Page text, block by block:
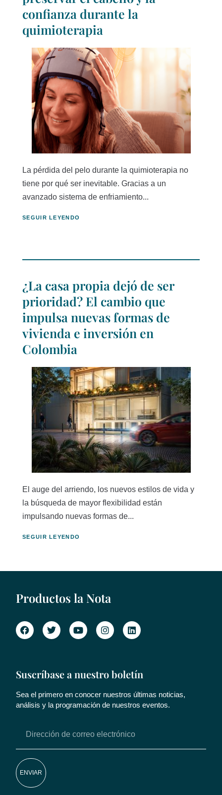
confianza durante la
quimioterapia
La pérdida del pelo durante la quimioterapia no
tiene por qué ser inevitable. Gracias a un
avanzado sistema de enfriamiento...
SEGUIR LEYENDO
¿La casa propia dejó de ser
prioridad? El cambio que
impulsa nuevas formas de
vivienda e inversión en
Colombia
El auge del arriendo, los nuevos estilos de vida y
la búsqueda de mayor flexibilidad están
impulsando nuevas formas de...
SEGUIR LEYENDO
Productos la Nota
Suscríbase a nuestro boletín
Sea el primero en conocer nuestros últimas noticias,
análisis y la programación de nuestros eventos.
ENVIAR